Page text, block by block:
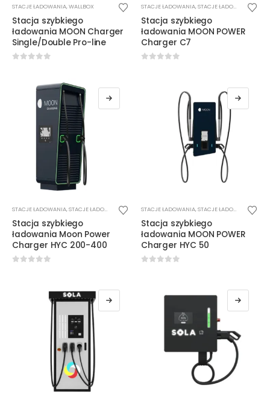
STACJE ŁADOWANIA,WALLBOX
Stacja szybkiego
ładowania MOON Charger
Single/Double Pro-line
STACJE ŁADOWANIA,STACJE ŁADOWANIA DC
Stacja szybkiego
ładowania MOON POWER
Charger C7
STACJE ŁADOWANIA,STACJE ŁADOWANIA DC
Stacja szybkiego
ładowania Moon Power
Charger HYC 200-400
STACJE ŁADOWANIA,STACJE ŁADOWANIA DC
Stacja szybkiego
ładowania MOON POWER
Charger HYC 50